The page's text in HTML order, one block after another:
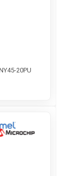
20PU